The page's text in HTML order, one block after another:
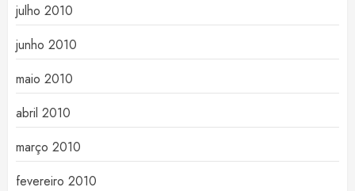
julho 2010
junho 2010
maio 2010
abril 2010
março 2010
fevereiro 2010